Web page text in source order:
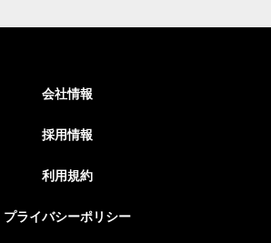
会社情報
採用情報
利用規約
プライバシーポリシー